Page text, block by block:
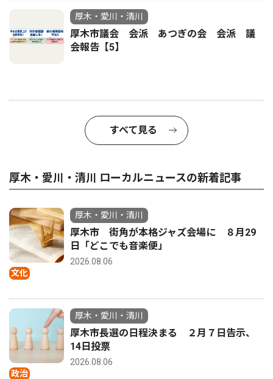
厚木・愛川・清川
厚木市議会 会派 あつぎの会 会派 議
会報告【5】
すべて見る
厚木・愛川・清川 ローカルニュースの新着記事
文化
厚木・愛川・清川
厚木市 街角が本格ジャズ会場に ８月29
日「どこでも音楽便」
2026.08.06
政治
厚木・愛川・清川
厚木市長選の日程決まる ２月７日告示、
14日投票
2026.08.06